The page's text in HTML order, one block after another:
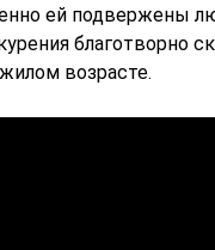
ей подвержены
благотворно
возрасте.